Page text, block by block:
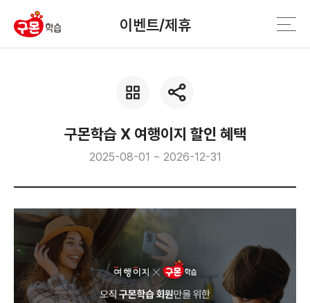
이벤트/제휴
구몬학습 X 여행이지 할인 혜택
2025-08-01 ~ 2026-12-31